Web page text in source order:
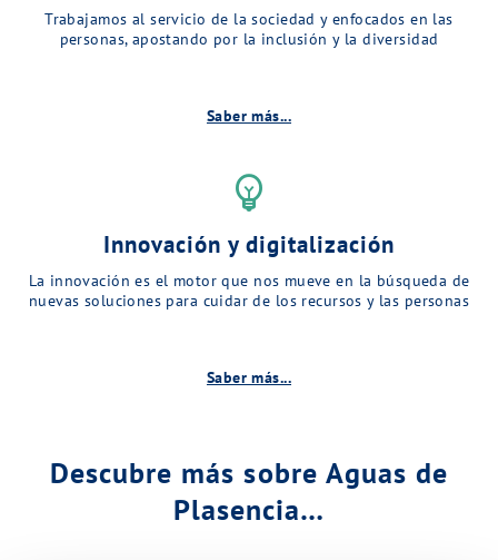
Trabajamos al servicio de la sociedad y enfocados en las
personas, apostando por la inclusión y la diversidad
Saber más...
emoji_objects
Innovación y digitalización
La innovación es el motor que nos mueve en la búsqueda de
nuevas soluciones para cuidar de los recursos y las personas
Saber más...
Descubre más sobre Aguas de
Plasencia…